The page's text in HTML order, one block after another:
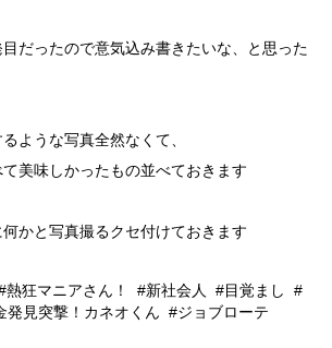
だったので意気込み書きたいな、と思った
ような写真全然なくて、
美味しかったもの並べておきます
かと写真撮るクセ付けておきます
熱狂マニアさん！ 新社会人
目覚まし
発見突撃！カネオくん
ジョブローテ